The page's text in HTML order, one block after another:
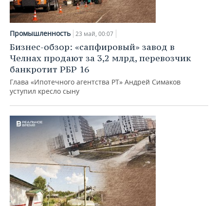
НЕФТЕХИМИЯ
НЕФТЬ
ОПК
ЭНЕРГЕТИКА
РОЗНИЧНАЯ ТОРГОВЛЯ
ТРАНСПОРТ
УСЛУГИ
НОВОСТИ ТЕХНОЛОГИЙ
IT
МЕДИА
ТЕЛЕКОММУНИКАЦИИ
МЕРОПРИЯТИЯ
НОВОСТИ МЕРОПРИЯТИЙ
ВЫЕЗДНАЯ РЕДАКЦИЯ
БИЗНЕС-БРАНЧИ
ONLINE-КОНФЕРЕНЦИИ
ОТКРЫТАЯ ЛЕКЦИЯ
НОВОСТИ СПОРТА
ФУТБОЛ
ХОККЕЙ
БАСКЕТБОЛ
ВОЛЕЙБОЛ
КИБЕРСПОРТ
ФИГУРНОЕ КАТАНИЕ
ОБЩЕСТВО
НОВОСТИ ОБЩЕСТВА
ВЛАСТЬ
ИНФРАСТРУКТУРА
ИСТОРИЯ
КУЛЬТУРА
МЕДИЦИНА
ФОТОГАЛЕРЕЯ
СЮЖЕТЫ
СПРАВОЧНИК
СПИСОК ПЕРСОН
СПИСОК КОМПАНИЙ
ПОЛНАЯ ВЕРСИЯ
Промышленность 23 май, 00:07
Бизнес-обзор: «сапфировый» завод в
Челнах продают за 3,2 млрд, перевозчик
банкротит РБР 16
Глава «Ипотечного агентства РТ» Андрей Симаков
уступил кресло сыну